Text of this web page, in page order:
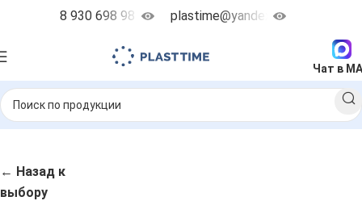
8 930 698 98 38 plastime@yandex.ru
Чат в
← Назад к
выбору